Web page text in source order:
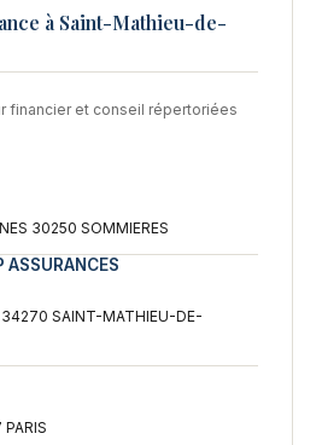
à Saint-Mathieu-de-
financier et conseil répertoriées
30250 SOMMIERES
ASSURANCES
34270 SAINT-MATHIEU-DE-
PARIS